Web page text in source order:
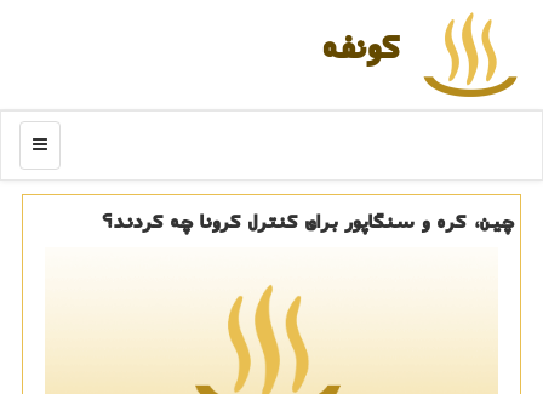
كونفه
منو
چین، كره و سنگاپور برای كنترل كرونا چه كردند؟